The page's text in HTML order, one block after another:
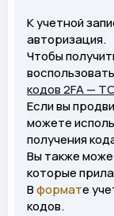
К учетной
авторизация.
Чтобы
кодов 2FA —
Если вы
можете
получения
Вы также
которые
Вформате
кодов.